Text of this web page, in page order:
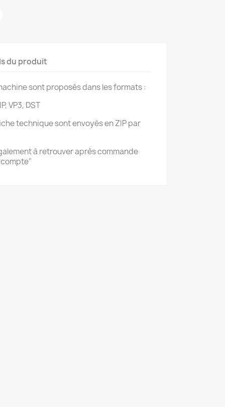
du produit
sont proposés dans les formats :
VP3, DST
technique sont envoyés en ZIP par
à retrouver après commande